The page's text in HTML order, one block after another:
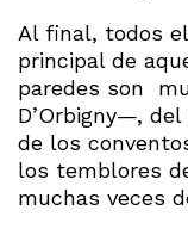
Al final, todos
principal de
paredes son
D’Orbigny—,
de los
los temblores
muchas veces